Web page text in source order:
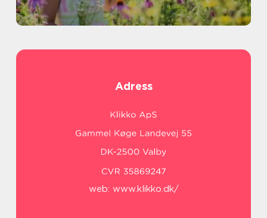
Adress
web: www.klikko.dk/